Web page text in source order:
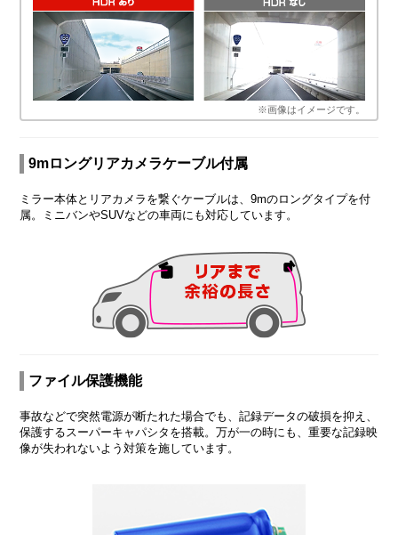
※画像はイメージです。
9mロングリアカメラケーブル付属
ミラー本体とリアカメラを繋ぐケーブルは、9mのロングタイプを付
属。ミニバンやSUVなどの車両にも対応しています。
ファイル保護機能
事故などで突然電源が断たれた場合でも、記録データの破損を抑え、
保護するスーパーキャパシタを搭載。万が一の時にも、重要な記録映
像が失われないよう対策を施しています。